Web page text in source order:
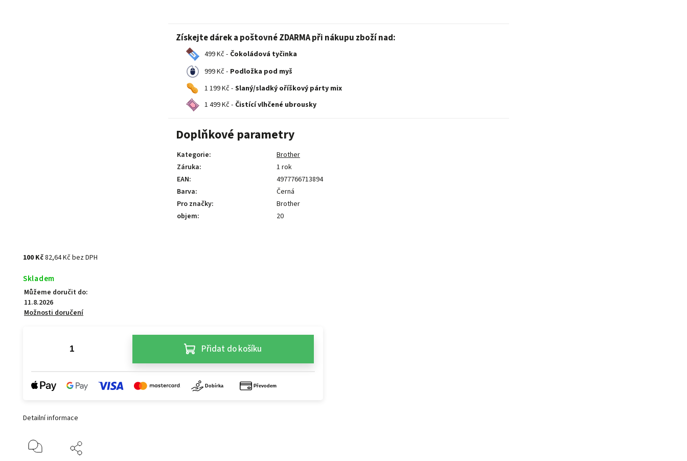
Získejte dárek a poštovné ZDARMA při nákupu zboží nad:
499 Kč - Čokoládová tyčinka
999 Kč - Podložka pod myš
1 199 Kč - Slaný/sladký oříškový párty mix
1 499 Kč - Čistící vlhčené ubrousky
Doplňkové parametry
Kategorie:
Brother
Záruka:
1 rok
EAN:
4977766713894
Barva:
Černá
Pro značky:
Brother
objem: 20
100 Kč82,64 Kč bez DPH
Skladem
Můžeme doručit do:
11.8.2026
Možnosti doručení
Přidat do košíku
Detailní informace